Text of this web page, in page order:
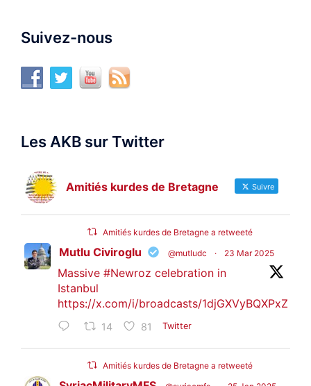
Suivez-nous
Les AKB sur Twitter
Amitiés kurdes de Bretagne Suivre
Amitiés kurdes de Bretagne a retweeté
Mutlu Civiroglu @mutludc · 23 Mar 2025
Massive #Newroz celebration in
Istanbul
https://x.com/i/broadcasts/1djGXVyBQXPxZ
14 81 Twitter
Amitiés kurdes de Bretagne a retweeté